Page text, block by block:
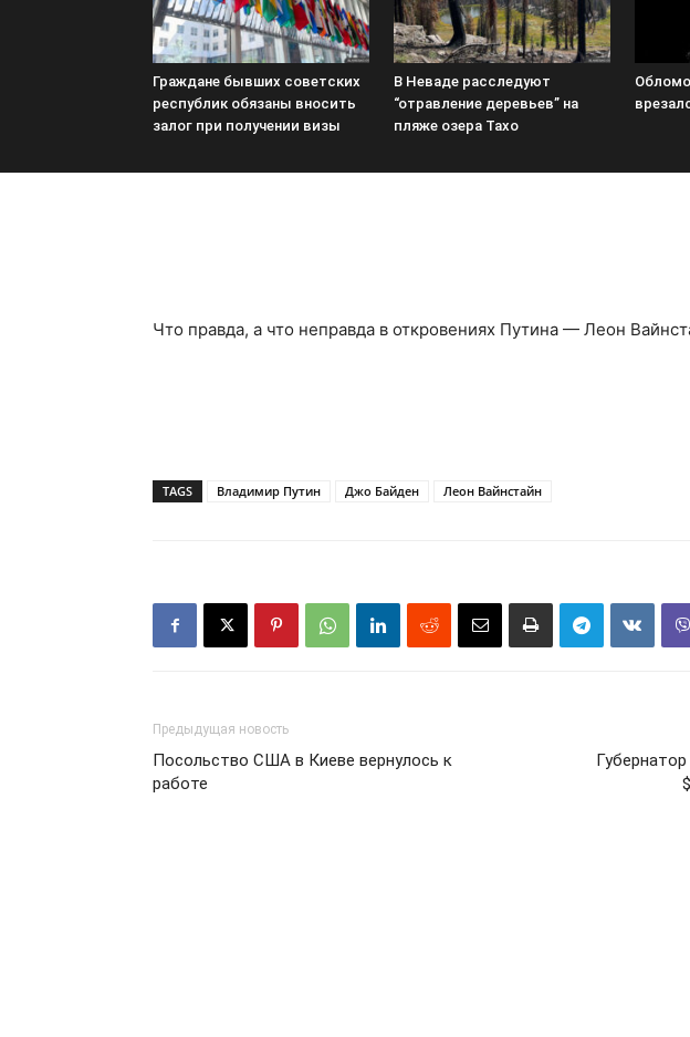
Граждане бывших советских
республик обязаны вносить
залог при получении визы
В Неваде расследуют
“отравление деревьев” на
пляже озера Тахо
Что правда, а что неправда в откровениях Путина — Леон
TAGS Владимир Путин Джо Байден Леон Вайнстайн
Предыдущая новость
Посольство США в Киеве вернулось к
работе